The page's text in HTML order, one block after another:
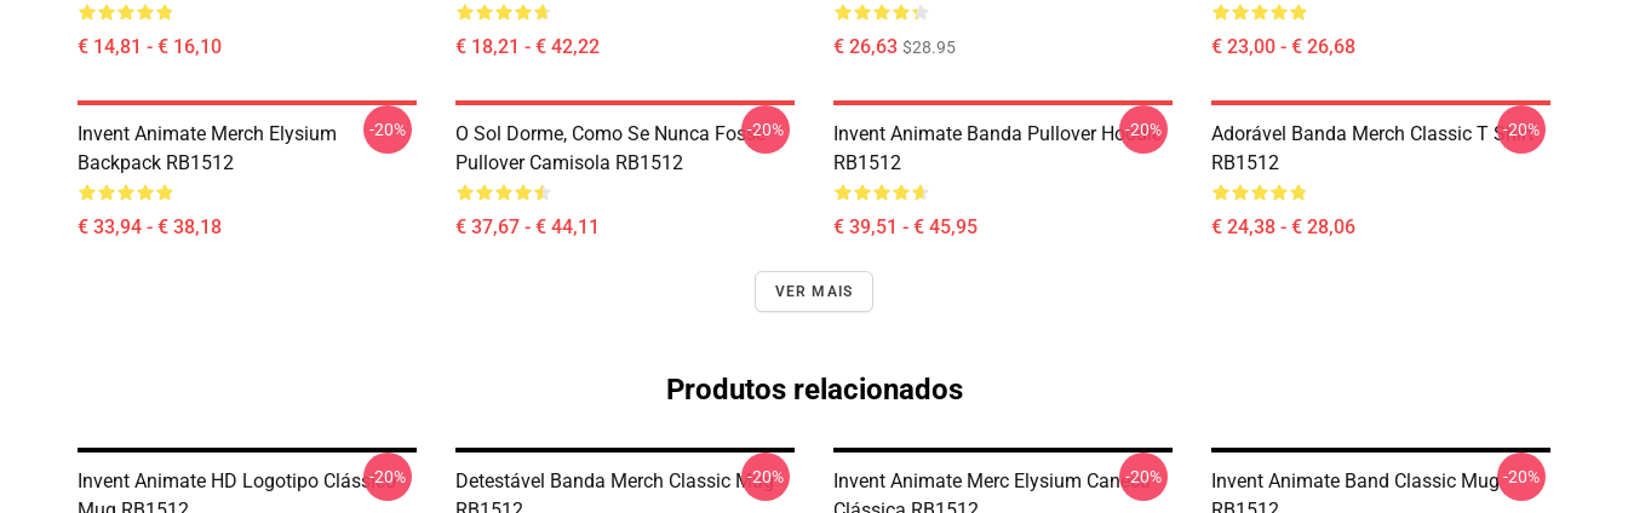
€ 14,81 - € 16,10 € 18,21 - € 42,22 € 26,63 $28.95 € 23,00 - € 26,68
Invent Animate Merch Elysium
Backpack RB1512
€ 33,94 - € 38,18
-20%
O Sol Dorme, Como Se Nunca Fosse
Pullover Camisola RB1512
€ 37,67 - € 44,11
-20%
Invent Animate Banda Pullover Hoodie
RB1512
€ 39,51 - € 45,95
-20%
Adorável Banda Merch Classic T Shirt
RB1512
€ 24,38 - € 28,06
-20%
VER MAIS
Produtos relacionados
Invent Animate HD Logotipo Clássico
-20%
Detestável Banda Merch Classic Mug
-20%
Invent Animate Merc Elysium Caneca
-20%
Invent Animate Band Classic Mug-20%